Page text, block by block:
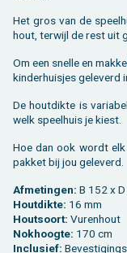
Het gros van de
hout, ter­wijl de rest uit
Om een snel­le en
kin­der­huis­jes ge­le­verd
De hout­dik­te is
welk speel­huis je kiest.
Hoe dan ook wordt
pak­ket bij jou ge­le­verd.
Af­me­tin­gen: B 152 x
Hout­dik­te: 16 mm
Hout­soort: Vu­ren­hout
Nok­hoog­te: 170 cm
In­clu­sief: